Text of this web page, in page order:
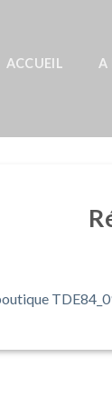
ACCUEIL A